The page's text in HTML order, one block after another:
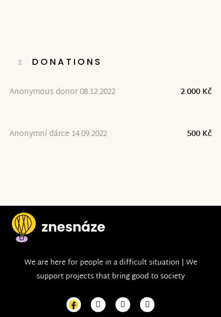
2 DONATIONS
Anonymous donor 08.12.2022 2 000 Kč
Anonymní dárce 14.09.2022 500 Kč
We are here for people in a difficult situation | We
support projects that bring good to society